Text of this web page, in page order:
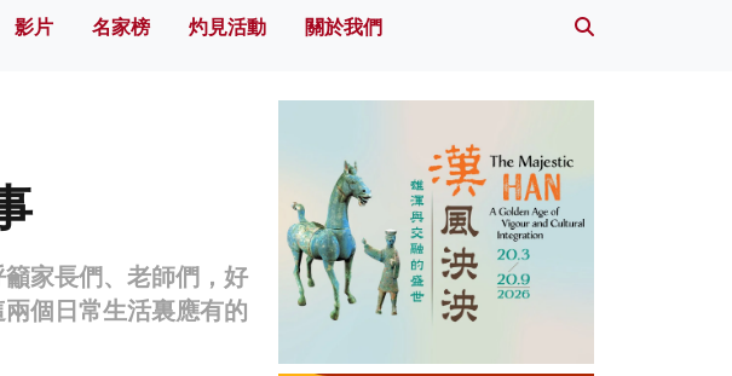
影片 名家榜 灼見活動 關於我們
家長們、老師們，好
個日常生活裏應有的